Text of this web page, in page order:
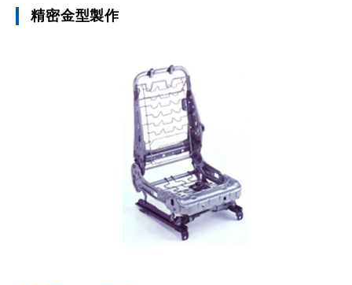
精密金型製作